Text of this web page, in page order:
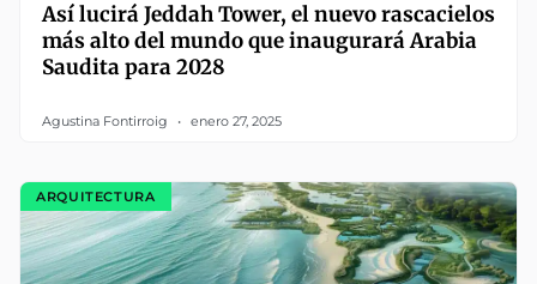
Así lucirá Jeddah Tower, el nuevo rascacielos
más alto del mundo que inaugurará Arabia
Saudita para 2028
Agustina Fontirroig enero 27, 2025
ARQUITECTURA